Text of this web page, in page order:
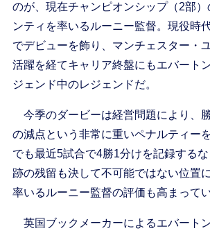
のが、現在チャンピオンシップ（2部
ンティを率いるルーニー監督。現役時
でデビューを飾り、マンチェスター・
活躍を経てキャリア終盤にもエバート
ジェンド中のレジェンドだ。
今季のダービーは経営問題により、
の減点という非常に重いペナルティー
でも最近5試合で4勝1分けを記録する
跡の残留も決して不可能ではない位置
率いるルーニー監督の評価も高まってい
英国ブックメーカーによるエバート